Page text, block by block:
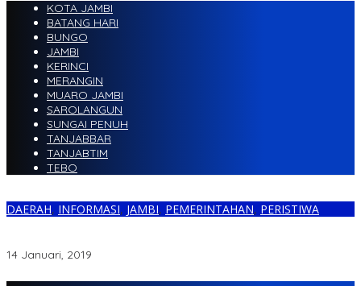
KOTA JAMBI
BATANG HARI
BUNGO
JAMBI
KERINCI
MERANGIN
MUARO JAMBI
SAROLANGUN
SUNGAI PENUH
TANJABBAR
TANJABTIM
TEBO
DAERAH, INFORMASI, JAMBI, PEMERINTAHAN, PERISTIWA
14 Januari, 2019